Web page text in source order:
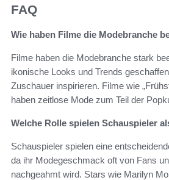
FAQ
Wie haben Filme die Modebranche
Filme haben die Modebranche stark
ikonische Looks und Trends
Zuschauer inspirieren. Filme wie
haben zeitlose Mode zum Teil der
Welche Rolle spielen Schauspieler
Schauspieler spielen eine
da ihr Modegeschmack oft von Fans
nachgeahmt wird. Stars wie Marilyn